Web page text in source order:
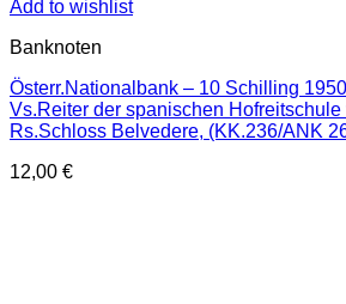
Add to wishlist
Banknoten
Österr.Nationalbank – 10 Schilling
Vs.Reiter der spanischen Hofreitschule
Rs.Schloss Belvedere, (KK.236/ANK
12,00 €